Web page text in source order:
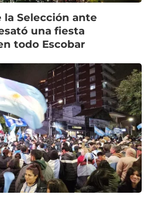
Selección ante
una fiesta
todo Escobar